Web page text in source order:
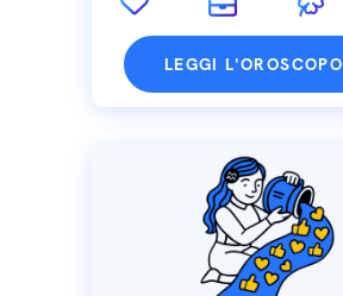
LEGGI L'OROSCOPO